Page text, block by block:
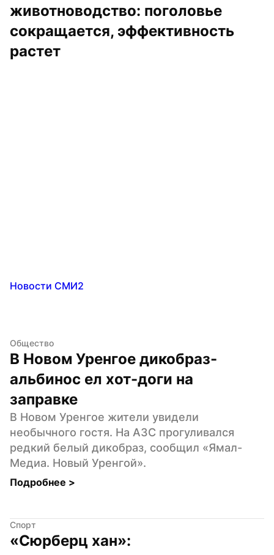
животноводство: поголовье
сокращается, эффективность
растет
Новости СМИ2
Общество
В Новом Уренгое дикобраз-
альбинос ел хот-доги на
заправке
В Новом Уренгое жители увидели
необычного гостя. На АЗС прогуливался
редкий белый дикобраз, сообщил «Ямал-
Медиа. Новый Уренгой».
Подробнее >
Спорт
«Сюрберц хан»: